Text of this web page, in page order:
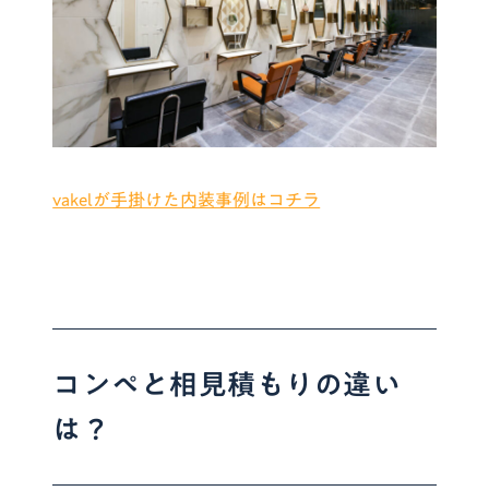
vakelが手掛けた内装事例はコチラ
コンペと相見積もりの違い
は？